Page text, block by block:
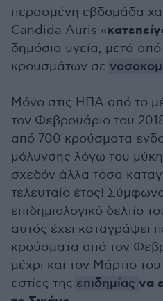
περασμένη εβδομάδα
Candida Auris «
δημόσια υγεία, μετά
κρουσμάτων σε
Μόνο στις ΗΠΑ από το
τον Φεβρουάριο του
από 700 κρούσματα
μόλυνσης λόγω του
σχεδόν άλλα τόσα
τελευταίο έτος!
επιδημιολογικό δελτίο
αυτός έχει καταγράψει
κρούσματα από τον
μέχρι και τον Μάρτιο
εστίες της επιδημίας να